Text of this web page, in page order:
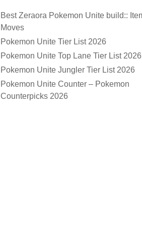
Best Zeraora Pokemon Unite build::
Moves
Pokemon Unite Tier List 2026
Pokemon Unite Top Lane Tier List 2026
Pokemon Unite Jungler Tier List 2026
Pokemon Unite Counter – Pokemon
Counterpicks 2026